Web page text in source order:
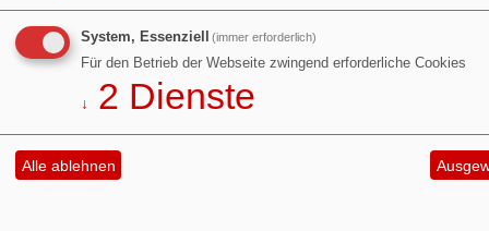
System, Essenziell (immer erforderlich)
Für den Betrieb der Webseite zwingend erforderliche Cookies
↓ 2 Dienste
Alle ablehnen